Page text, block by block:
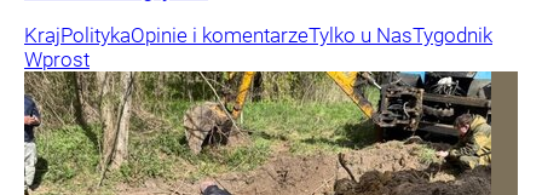
KrajPolitykaOpinie i komentarzeTylko u NasTygodnik
Wprost